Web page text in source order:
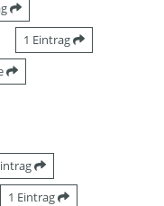
1 Eintrag
1 Eintrag